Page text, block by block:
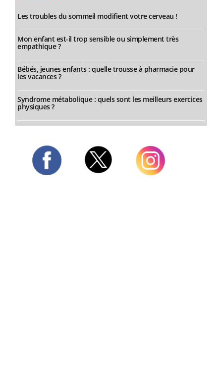
Les troubles du sommeil modifient votre cerveau !
Mon enfant est-il trop sensible ou simplement très
empathique ?
Bébés, jeunes enfants : quelle trousse à pharmacie pour
les vacances ?
Syndrome métabolique : quels sont les meilleurs exercices
physiques ?